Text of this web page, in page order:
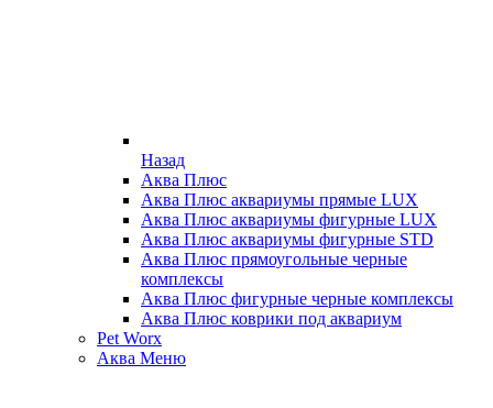
Назад
Аква Плюс
Аква Плюс аквариумы прямые LUX
Аква Плюс аквариумы фигурные LUX
Аква Плюс аквариумы фигурные STD
Аква Плюс прямоугольные черные
комплексы
Аква Плюс фигурные черные комплексы
Аква Плюс коврики под аквариум
Pet Worx
Аква Меню